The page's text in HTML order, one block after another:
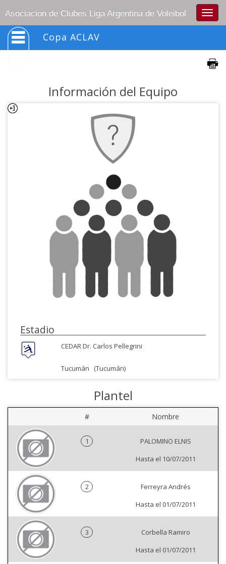
Asociacion de Clubes Liga Argentina de Voleibol
Copa ACLAV
Información del Equipo
Estadio
CEDAR Dr. Carlos Pellegrini
Tucumán (Tucumán)
Plantel
# Nombre
1
PALOMINO ELNIS
Hasta el 10/07/2011
2
Ferreyra Andrés
Hasta el 01/07/2011
3
Corbella Ramiro
Hasta el 01/07/2011